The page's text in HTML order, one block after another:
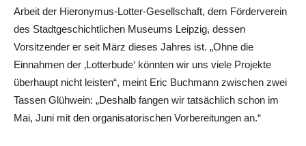
Arbeit der Hieronymus-Lotter-Gesellschaft, dem Förderverein
des Stadtgeschichtlichen Museums Leipzig, dessen
Vorsitzender er seit März dieses Jahres ist. „Ohne die
Einnahmen der ‚Lotterbude‘ könnten wir uns viele Projekte
überhaupt nicht leisten“, meint Eric Buchmann zwischen zwei
Tassen Glühwein: „Deshalb fangen wir tatsächlich schon im
Mai, Juni mit den organisatorischen Vorbereitungen an.“